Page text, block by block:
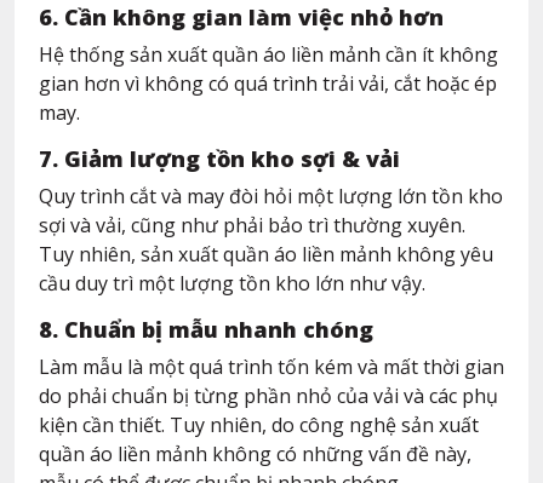
6. Cần không gian làm việc nhỏ hơn
Hệ thống sản xuất quần áo liền mảnh cần ít không
gian hơn vì không có quá trình trải vải, cắt hoặc ép
may.
7. Giảm lượng tồn kho sợi & vải
Quy trình cắt và may đòi hỏi một lượng lớn tồn kho
sợi và vải, cũng như phải bảo trì thường xuyên.
Tuy nhiên, sản xuất quần áo liền mảnh không yêu
cầu duy trì một lượng tồn kho lớn như vậy.
8. Chuẩn bị mẫu nhanh chóng
Làm mẫu là một quá trình tốn kém và mất thời gian
do phải chuẩn bị từng phần nhỏ của vải và các phụ
kiện cần thiết. Tuy nhiên, do công nghệ sản xuất
quần áo liền mảnh không có những vấn đề này,